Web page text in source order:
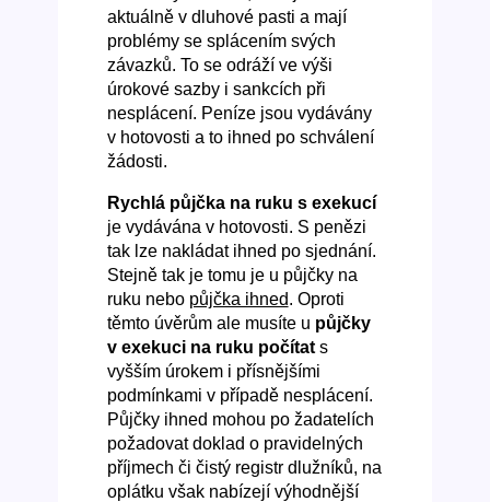
aktuálně v dluhové pasti a mají
problémy se splácením svých
závazků. To se odráží ve výši
úrokové sazby i sankcích při
nesplácení. Peníze jsou vydávány
v hotovosti a to ihned po schválení
žádosti.
Rychlá půjčka na ruku s exekucí
je vydávána v hotovosti. S penězi
tak lze nakládat ihned po sjednání.
Stejně tak je tomu je u půjčky na
ruku nebo půjčka ihned. Oproti
těmto úvěrům ale musíte u půjčky
v exekuci na ruku počítats
vyšším úrokem i přísnějšími
podmínkami v případě nesplácení.
Půjčky ihned mohou po žadatelích
požadovat doklad o pravidelných
příjmech či čistý registr dlužníků, na
oplátku však nabízejí výhodnější